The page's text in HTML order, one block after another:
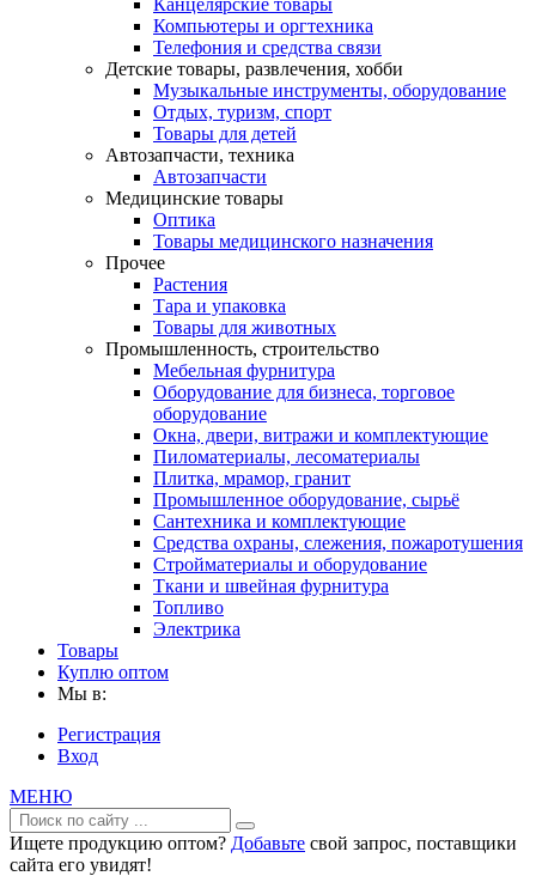
Канцелярские товары
Компьютеры и оргтехника
Телефония и средства связи
Детские товары, развлечения, хобби
Музыкальные инструменты, оборудование
Отдых, туризм, спорт
Товары для детей
Автозапчасти, техника
Автозапчасти
Медицинские товары
Оптика
Товары медицинского назначения
Прочее
Растения
Тара и упаковка
Товары для животных
Промышленность, строительство
Мебельная фурнитура
Оборудование для бизнеса, торговое
оборудование
Окна, двери, витражи и комплектующие
Пиломатериалы, лесоматериалы
Плитка, мрамор, гранит
Промышленное оборудование, сырьё
Сантехника и комплектующие
Средства охраны, слежения, пожаротушения
Стройматериалы и оборудование
Ткани и швейная фурнитура
Топливо
Электрика
Товары
Куплю оптом
Мы в:
Регистрация
Вход
МЕНЮ
Ищете продукцию оптом? Добавьте свой запрос, поставщики
сайта его увидят!